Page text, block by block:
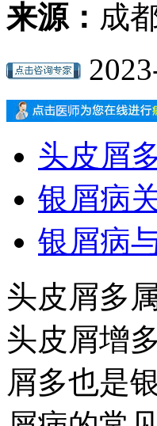
来源： 成
头皮屑
银屑病
银屑病
头皮屑多
头皮屑增
屑多也是